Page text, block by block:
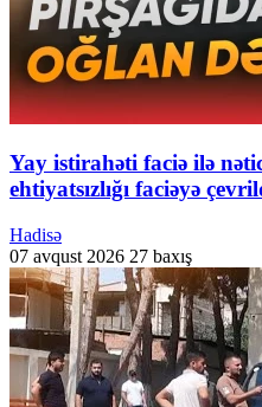
Yay istirahəti faciə ilə
ehtiyatsızlığı faciəyə
Hadisə
07 avqust 2026 27 baxış